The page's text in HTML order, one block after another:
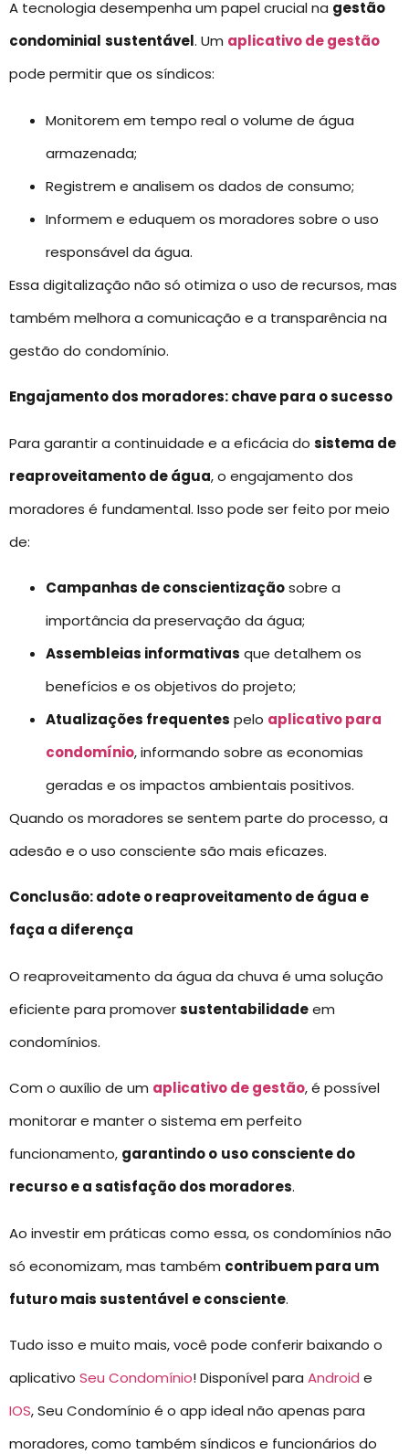
A tecnologia desempenha um papel crucial na gestão
condominial sustentável. Um aplicativo de gestão
pode permitir que os síndicos:
Monitorem em tempo real o volume de água
armazenada;
Registrem e analisem os dados de consumo;
Informem e eduquem os moradores sobre o uso
responsável da água.
Essa digitalização não só otimiza o uso de recursos, mas
também melhora a comunicação e a transparência na
gestão do condomínio.
Engajamento dos moradores: chave para o sucesso
Para garantir a continuidade e a eficácia do sistema de
reaproveitamento de água, o engajamento dos
moradores é fundamental. Isso pode ser feito por meio
de:
Campanhas de conscientizaçãosobre a
importância da preservação da água;
Assembleias informativas que detalhem os
benefícios e os objetivos do projeto;
Atualizações frequentes pelo aplicativo para
condomínio, informando sobre as economias
geradas e os impactos ambientais positivos.
Quando os moradores se sentem parte do processo, a
adesão e o uso consciente são mais eficazes.
Conclusão: adote o reaproveitamento de água e
faça a diferença
O reaproveitamento da água da chuva é uma solução
eficiente para promoversustentabilidadeem
condomínios.
Com o auxílio de um aplicativo de gestão, é possível
monitorar e manter o sistema em perfeito
funcionamento, garantindo o uso consciente do
recurso e a satisfação dos moradores.
Ao investir em práticas como essa, os condomínios não
só economizam, mas também contribuem para um
futuro mais sustentável e consciente.
Tudo isso e muito mais, você pode conferir baixando o
aplicativo Seu Condomínio! Disponível para Android e
IOS, Seu Condomínio é o app ideal não apenas para
moradores, como também síndicos e funcionários do